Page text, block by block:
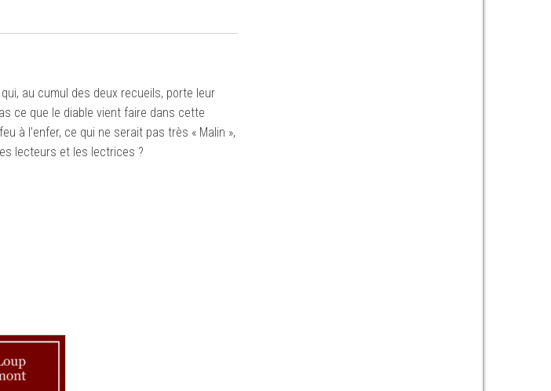
au cumul des deux recueils, porte leur
ce que le diable vient faire dans cette
à l’enfer, ce qui ne serait pas très « Malin »,
lecteurs et les lectrices ?